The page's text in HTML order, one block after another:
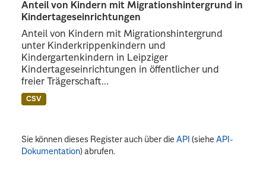
Anteil von Kindern mit Migrationshintergrund in
Kindertageseinrichtungen
Anteil von Kindern mit Migrationshintergrund
unter Kinderkrippenkindern und
Kindergartenkindern in Leipziger
Kindertageseinrichtungen in öffentlicher und
freier Trägerschaft...
CSV
Sie können dieses Register auch über dieAPI (sieheAPI-
Dokumentation) abrufen.